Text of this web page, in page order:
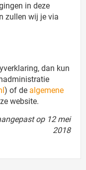
in deze
zullen wij je via
dan kun
) of de algemene
website.
op 12 mei
2018